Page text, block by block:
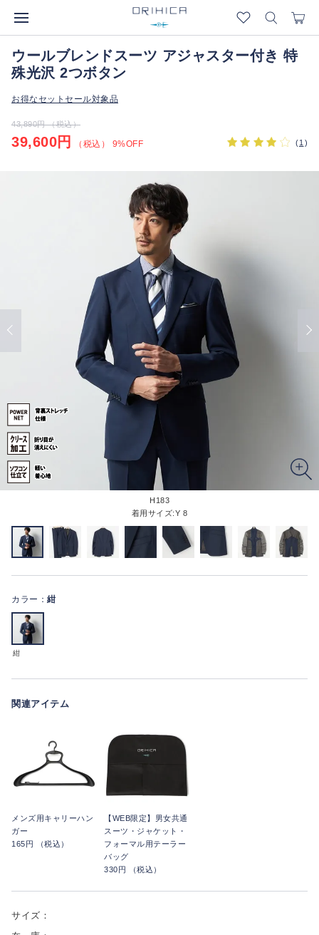
ウールブレンドスーツ アジャスター付き 特
殊光沢 2つボタン
お得なセットセール対象品
43,890円 （税込）
39,600円 （税込） 9%OFF (1 )
H183
着用サイズ:Y 8
カラー： 紺
紺
関連アイテム
メンズ用キャリーハン
ガー
165円 （税込）
【WEB限定】男女共通
スーツ・ジャケット・
フォーマル用テーラー
バッグ
330円 （税込）
サイズ：